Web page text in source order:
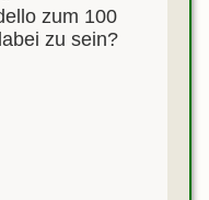
zum 100
zu sein?